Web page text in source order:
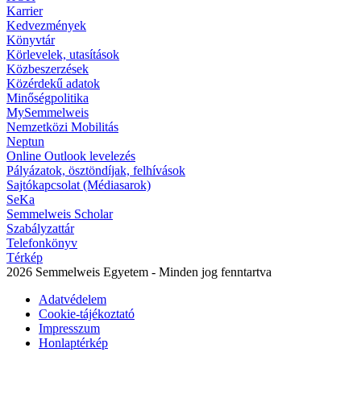
Karrier
Kedvezmények
Könyvtár
Körlevelek, utasítások
Közbeszerzések
Közérdekű adatok
Minőségpolitika
MySemmelweis
Nemzetközi Mobilitás
Neptun
Online Outlook levelezés
Pályázatok, ösztöndíjak, felhívások
Sajtókapcsolat (Médiasarok)
SeKa
Semmelweis Scholar
Szabályzattár
Telefonkönyv
Térkép
2026 Semmelweis Egyetem - Minden jog fenntartva
Adatvédelem
Cookie-tájékoztató
Impresszum
Honlaptérkép